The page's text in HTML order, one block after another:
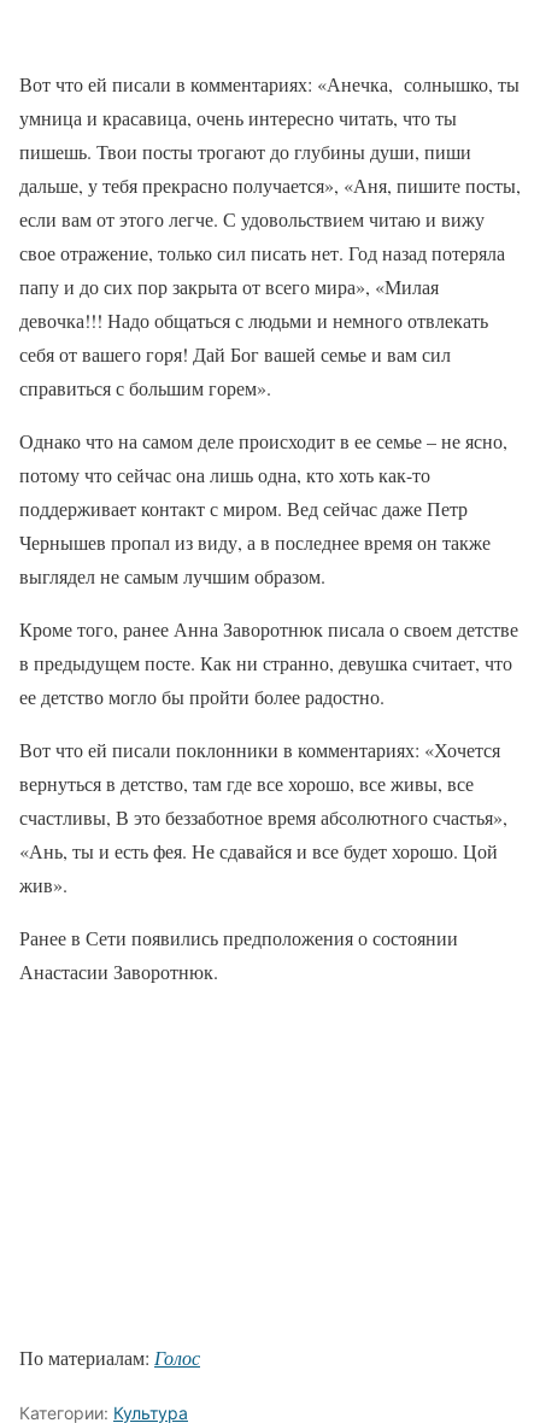
Вот что ей писали в комментариях: «Анечка, солнышко, ты
умница и красавица, очень интересно читать, что ты
пишешь. Твои посты трогают до глубины души, пиши
дальше, у тебя прекрасно получается», «Аня, пишите посты,
если вам от этого легче. С удовольствием читаю и вижу
свое отражение, только сил писать нет. Год назад потеряла
папу и до сих пор закрыта от всего мира», «Милая
девочка!!! Надо общаться с людьми и немного отвлекать
себя от вашего горя! Дай Бог вашей семье и вам сил
справиться с большим горем».
Однако что на самом деле происходит в ее семье – не ясно,
потому что сейчас она лишь одна, кто хоть как-то
поддерживает контакт с миром. Вед сейчас даже Петр
Чернышев пропал из виду, а в последнее время он также
выглядел не самым лучшим образом.
Кроме того, ранее Анна Заворотнюк писала о своем детстве
в предыдущем посте. Как ни странно, девушка считает, что
ее детство могло бы пройти более радостно.
Вот что ей писали поклонники в комментариях: «Хочется
вернуться в детство, там где все хорошо, все живы, все
счастливы, В это беззаботное время абсолютного счастья»,
«Ань, ты и есть фея. Не сдавайся и все будет хорошо. Цой
жив».
Ранее в Сети появились предположения о состоянии
Анастасии Заворотнюк.
По материалам: Голос
Категории: Культура